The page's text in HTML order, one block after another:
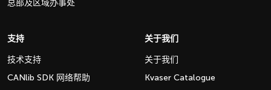
总部及区域办事处
支持
技术支持
CANlib SDK 网络帮助
关于我们
关于我们
Kvaser Catalogue